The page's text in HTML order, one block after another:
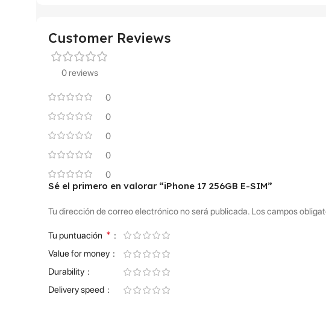
Customer Reviews
0 reviews
0
0
0
0
0
Sé el primero en valorar “iPhone 17 256GB E-SIM”
Tu dirección de correo electrónico no será publicada. Los campos
Tu puntuación *
Value for money
Durability
Delivery speed